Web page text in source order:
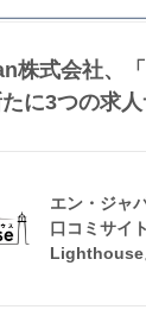
株式会社、
に3つの求
エン・ジャ
口コミサイ
Lighthouse